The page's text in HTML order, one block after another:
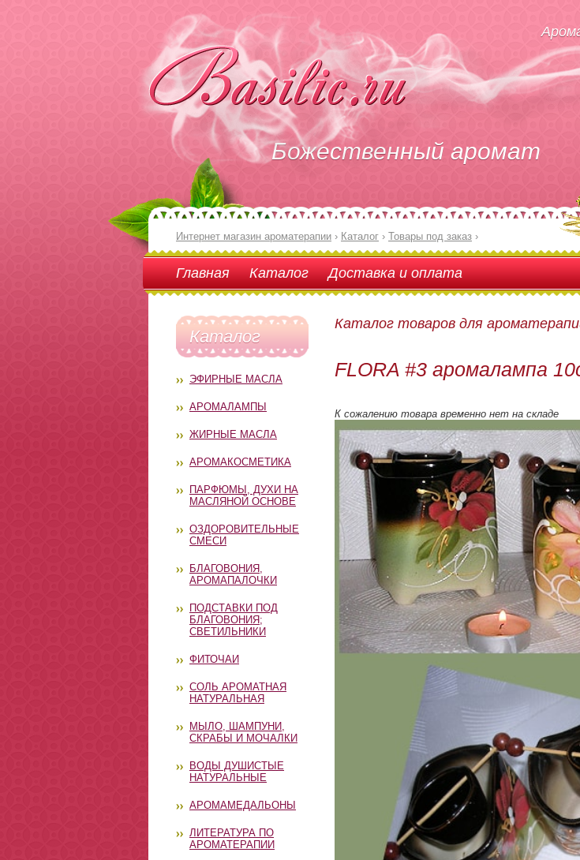
Божественный аромат
Интернет магазин ароматерапии › Каталог › Товары под заказ ›
Главная Каталог Доставка и оплата
Каталог
ЭФИРНЫЕ МАСЛА
АРОМАЛАМПЫ
ЖИРНЫЕ МАСЛА
АРОМАКОСМЕТИКА
ПАРФЮМЫ, ДУХИ НА
МАСЛЯНОЙ ОСНОВЕ
ОЗДОРОВИТЕЛЬНЫЕ
СМЕСИ
БЛАГОВОНИЯ,
АРОМАПАЛОЧКИ
ПОДСТАВКИ ПОД
БЛАГОВОНИЯ;
СВЕТИЛЬНИКИ
ФИТОЧАИ
СОЛЬ АРОМАТНАЯ
НАТУРАЛЬНАЯ
МЫЛО, ШАМПУНИ,
СКРАБЫ И МОЧАЛКИ
ВОДЫ ДУШИСТЫЕ
НАТУРАЛЬНЫЕ
АРОМАМЕДАЛЬОНЫ
ЛИТЕРАТУРА ПО
АРОМАТЕРАПИИ
Каталог товаров для
FLORA #3 аромалампа
К сожалению товара временно нет на складе